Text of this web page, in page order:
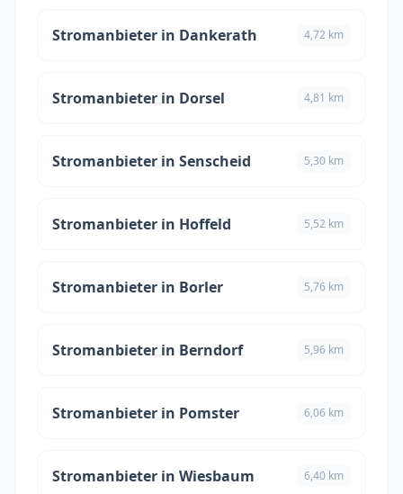
Stromanbieter in Dankerath 4,72 km
Stromanbieter in Dorsel 4,81 km
Stromanbieter in Senscheid 5,30 km
Stromanbieter in Hoffeld 5,52 km
Stromanbieter in Borler 5,76 km
Stromanbieter in Berndorf 5,96 km
Stromanbieter in Pomster 6,06 km
Stromanbieter in Wiesbaum 6,40 km